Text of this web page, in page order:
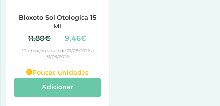
Bloxoto Sol Otologica 15
Ml
11,80€ 9,46€
*Promoção válida de 01/08/2026 a
31/08/2026
Poucas unidades
Adicionar